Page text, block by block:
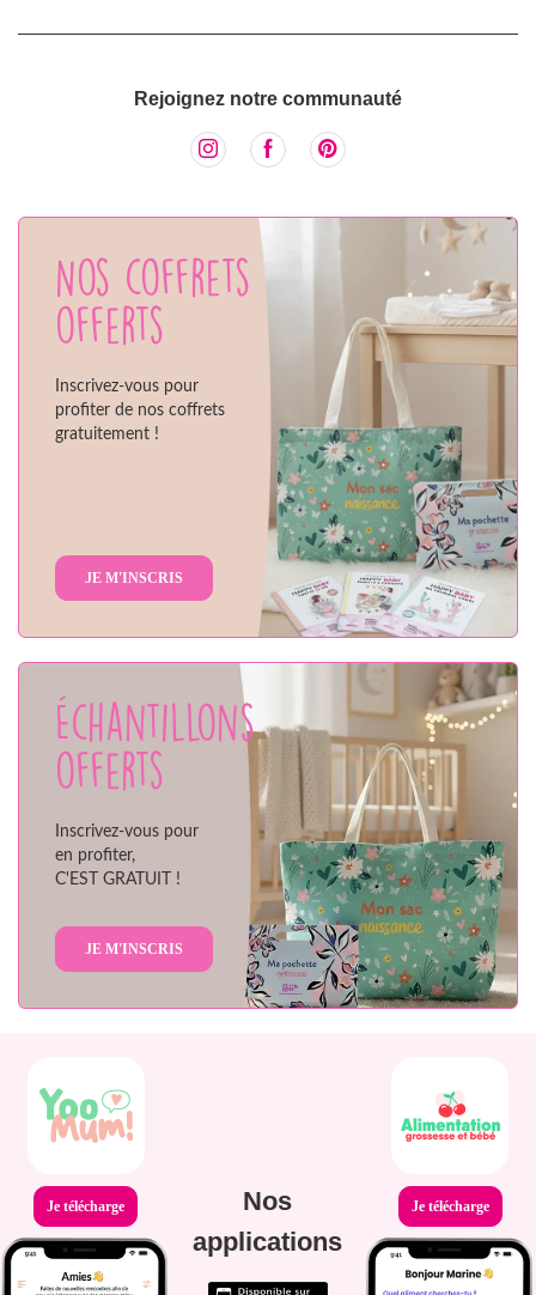
Rejoignez notre communauté
Nos coffrets
offerts
Inscrivez-vous pour
profiter de nos coffrets
gratuitement !
JE M'INSCRIS
Échantillons
offerts
Inscrivez-vous pour
en profiter,
C'EST GRATUIT !
JE M'INSCRIS
Je télécharge
Nos
applications
Je télécharge